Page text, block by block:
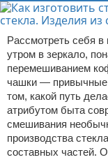
Рассмотреть себя в
утром в зеркало,
перемешиванием
чашки — привычные
том, какой путь
атрибутом быта
смешивания
производства
составных частей.